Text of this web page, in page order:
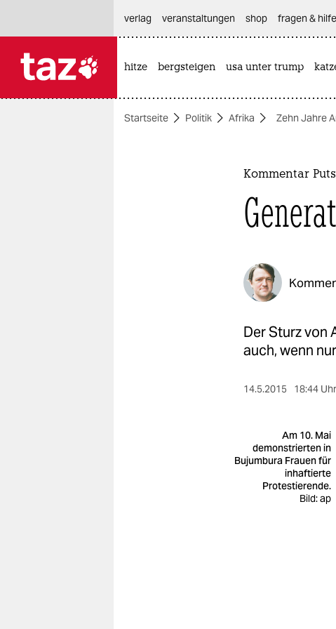
themen
verlag
veranstaltungen shop fragen & hilfe
hitze bergsteigen usa unter trump
Startseite Politik Afrika Zehn Jahre
Kommentar
Der Sturz von
auch, wenn
14.5.2015 18:44 Uhr
Am 10. Mai
demonstrierten in
Bujumbura Frauen für
inhaftierte
Protestierende.
Bild: ap